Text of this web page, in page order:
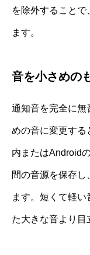
を除外することで
ます。
音を小さめの
通知音を完全に無
めの音に変更する
内またはAndroid
間の音源を保存
ます。短くて軽
た大きな音より目